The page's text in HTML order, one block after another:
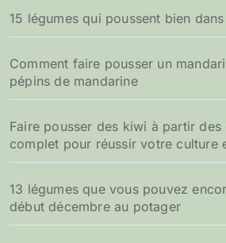
15 légumes qui poussent bien
Comment faire pousser un
pépins de mandarine
Faire pousser des kiwi à partir
complet pour réussir votre culture
13 légumes que vous pouvez
début décembre au potager